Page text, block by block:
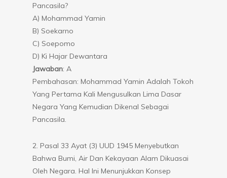
Pancasila?
A) Mohammad Yamin
B) Soekarno
C) Soepomo
D) Ki Hajar Dewantara
Jawaban: A
Pembahasan: Mohammad Yamin Adalah Tokoh
Yang Pertama Kali Mengusulkan Lima Dasar
Negara Yang Kemudian Dikenal Sebagai
Pancasila.
2. Pasal 33 Ayat (3) UUD 1945 Menyebutkan
Bahwa Bumi, Air Dan Kekayaan Alam Dikuasai
Oleh Negara. Hal Ini Menunjukkan Konsep